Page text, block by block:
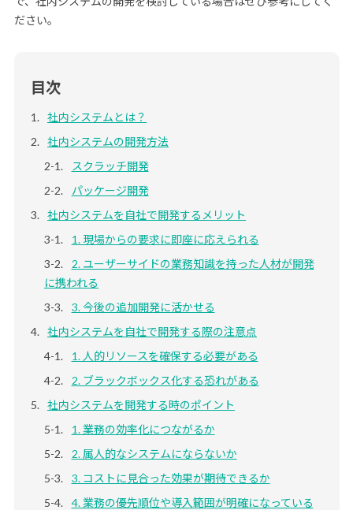
ださい。
目次
社内システムとは？
社内システムの開発方法
スクラッチ開発
パッケージ開発
社内システムを自社で開発するメリット
1. 現場からの要求に即座に応えられる
2. ユーザーサイドの業務知識を持った人材が開発
に携われる
3. 今後の追加開発に活かせる
社内システムを自社で開発する際の注意点
1. 人的リソースを確保する必要がある
2. ブラックボックス化する恐れがある
社内システムを開発する時のポイント
1. 業務の効率化につながるか
2. 属人的なシステムにならないか
3. コストに見合った効果が期待できるか
4. 業務の優先順位や導入範囲が明確になっている